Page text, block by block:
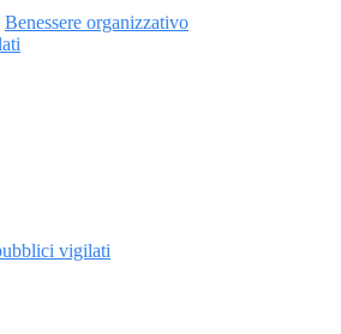
Benessere organizzativo
vigilati